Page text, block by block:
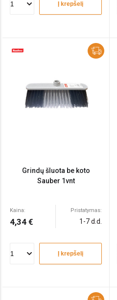
Į krepšelį
Grindų šluota be koto
Sauber 1vnt
Kaina:
4,34 €
Pristatymas:
1-7 d.d.
Į krepšelį